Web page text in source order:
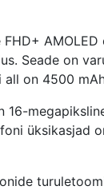
Seade on
all on 4500
16-
üksikasjad